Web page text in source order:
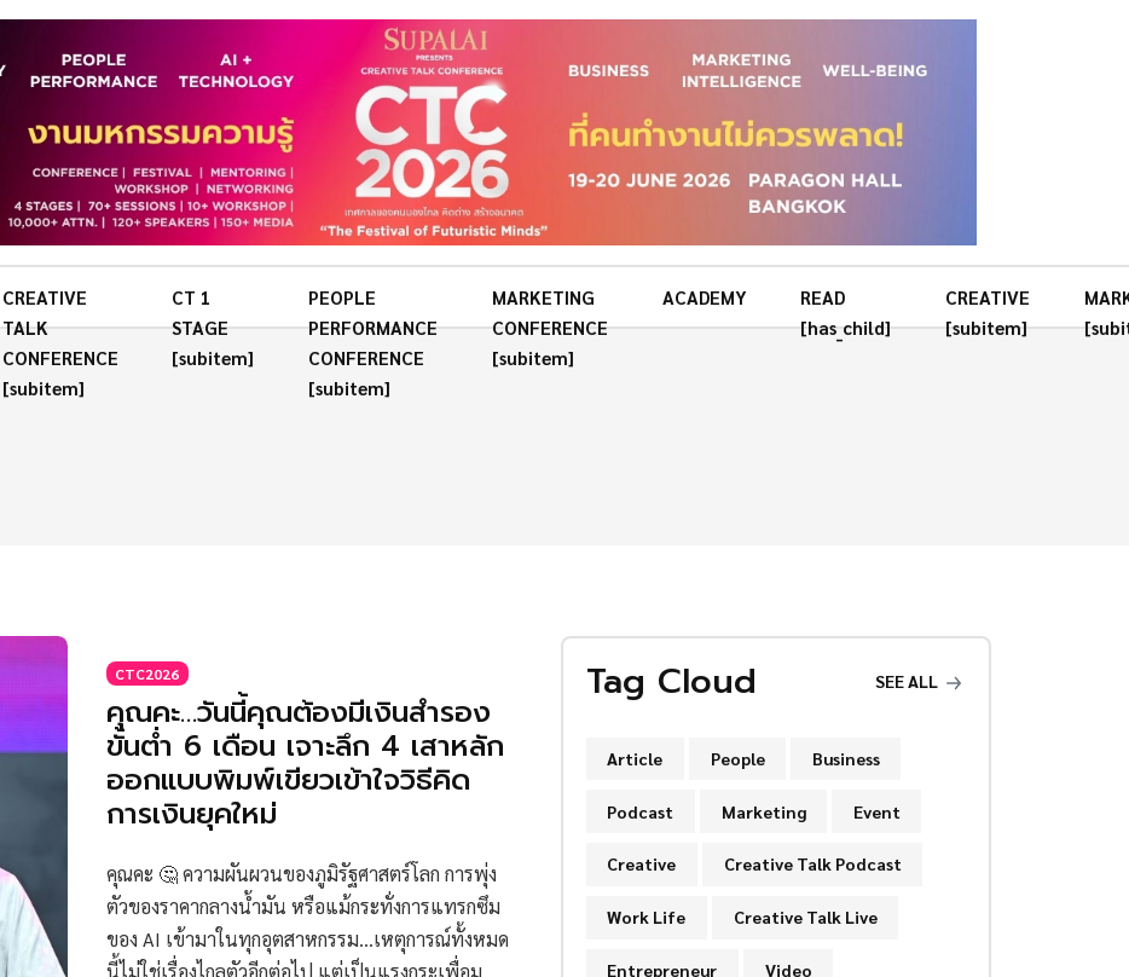
CREATIVE
TALK
CONFERENCE
[subitem]
CT 1
STAGE
[subitem]
PEOPLE
PERFORMANCE
CONFERENCE
[subitem]
MARKETING
CONFERENCE
[subitem]
ACADEMY
READ
[has_child]
CREATIVE
[subitem]
CTC2026
คุณคะ…วันนี้คุณต้องมีเงินสำรอง
ขั้นต่ำ 6 เดือน เจาะลึก 4 เสาหลัก
ออกแบบพิมพ์เขียวเข้าใจวิธีคิด
การเงินยุคใหม่
คุณคะ 🤔 ความผันผวนของภูมิรัฐศาสตร์โลก การพุ่ง
ตัวของราคากลางน้ำมัน หรือแม้กระทั่งการแทรกซึม
ของ AI เข้ามาในทุกอุตสาหกรรม...เหตุการณ์ทั้งหมด
Tag Cloud SEE ALL
Article People Business
Podcast Marketing Event
Creative Creative Talk Podcast
Work Life Creative Talk Live
Entrepreneur Video